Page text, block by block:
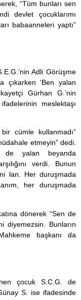
“Tüm bunları sen
devlet çocuklarımı
babaanneleri yaptı”
Adli Görüşme
çıkarken ‘Ben yalan
Gürhan G.’nin
meslektaşı
cümle kullanmadı”
etmeyin” dedi.
de yalan beyanda
verdi. Bunun
lan. Her duruşmada
her duruşmada
dönerek “Sen de
diyemezsin. Bunların
başkanı da
çocuk S.C.G. de
S. ise ifadesinde